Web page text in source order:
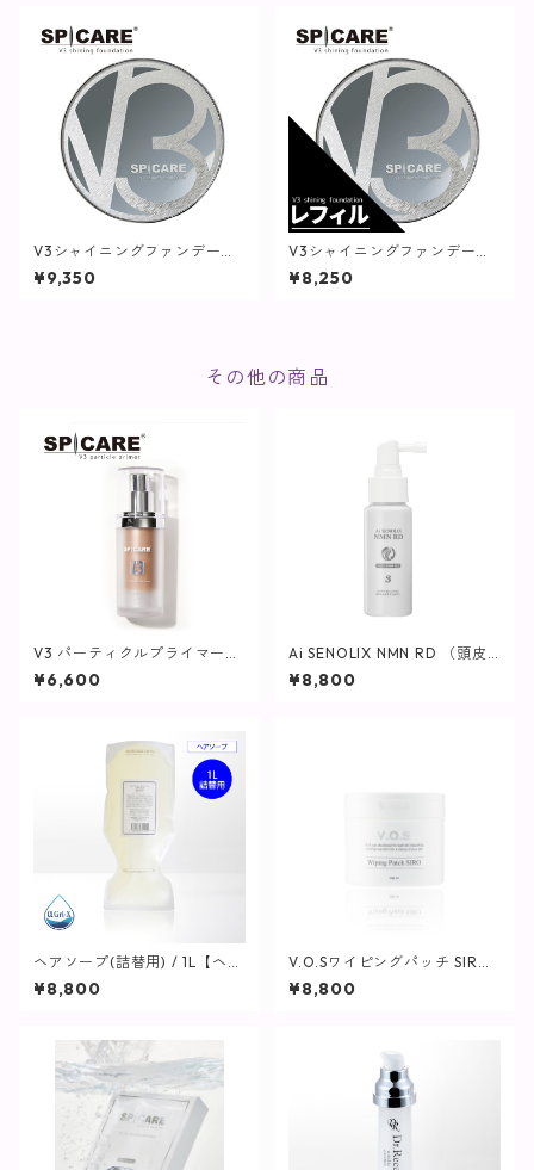
V3シャイニングファンデーシ
ョン【SPICARE】
¥9,350
V3シャイニングファンデーシ
ョン(レフィル)【SPICARE】
¥8,250
その他の商品
V3 パーティクルプライマー
(ライト) / 30ml【SPICARE】
¥6,600
Ai SENOLIX NMN RD （頭皮
用エッセンス）
¥8,800
ヘアソープ(詰替用) / 1L【ヘ
ア・ボディ】
¥8,800
V.O.Sワイピングパッチ SIRO
(白)230ml(80枚入り)【SPICA
RE】
¥8,800